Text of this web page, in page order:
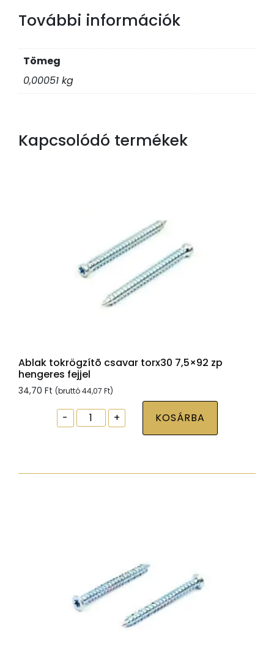
További információk
Tömeg
0,00051 kg
Kapcsolódó termékek
Ablak tokrögzítõ csavar torx30 7,5×92 zp
hengeres fejjel
34,70 Ft (bruttó44,07 Ft)
-
Ablak
tokrögzítõ
7,5x92
+ KOSÁRBA